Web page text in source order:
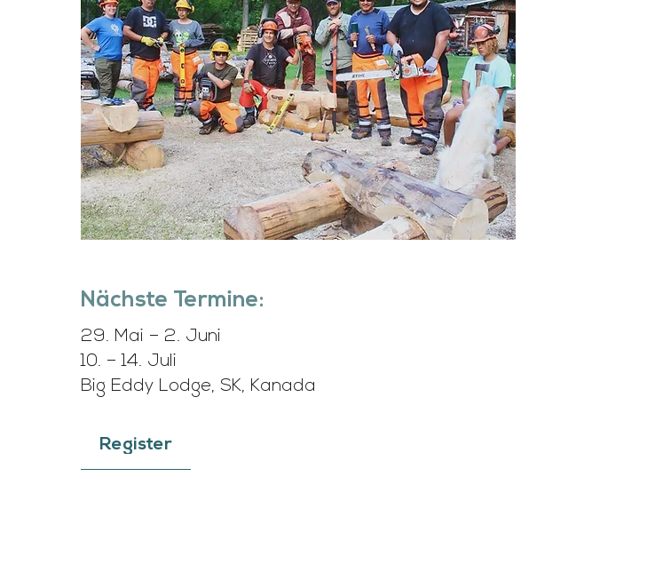
Nächste Termine:
29. Mai – 2. Juni
10. – 14. Juli
Big Eddy Lodge, SK, Kanada
Register